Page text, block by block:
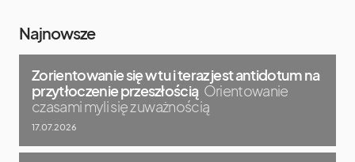
Najnowsze
Zorientowanie się w tu i teraz jest antidotum na
przytłoczenie przeszłością Orientowanie
czasami myli się z uważnością
17.07.2026